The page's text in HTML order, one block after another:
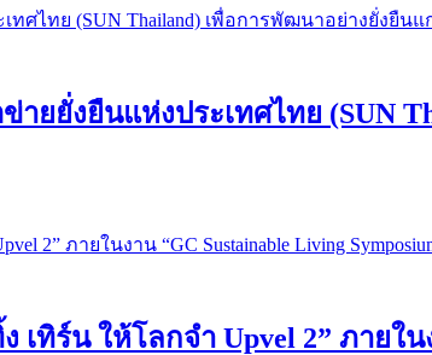
ยยั่งยืนแห่งประเทศไทย (SUN
ทิร์น ให้โลกจำ Upvel 2” ภายใน